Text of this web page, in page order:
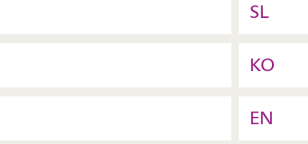
SL
KO
EN